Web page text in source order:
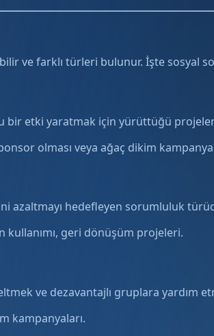
ve farklı türleri bulunur. İşte sosyal
etki yaratmak için yürüttüğü
olması veya ağaç dikim
azaltmayı hedefleyen sorumluluk
kullanımı, geri dönüşüm projeleri.
ve dezavantajlı gruplara yardım
kampanyaları.